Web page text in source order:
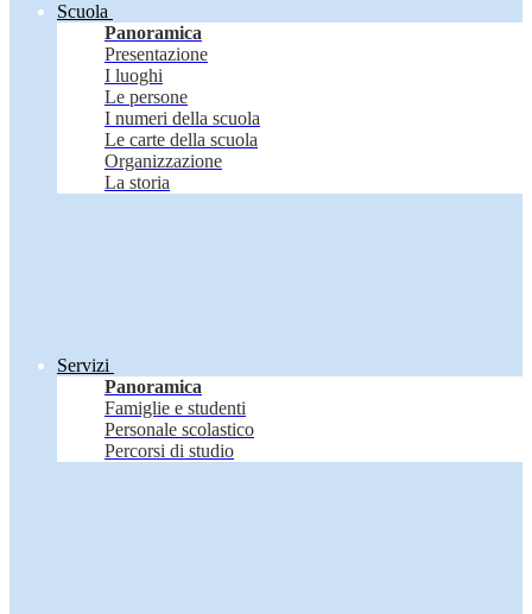
Scuola
Panoramica
Presentazione
I luoghi
Le persone
I numeri della scuola
Le carte della scuola
Organizzazione
La storia
Servizi
Panoramica
Famiglie e studenti
Personale scolastico
Percorsi di studio